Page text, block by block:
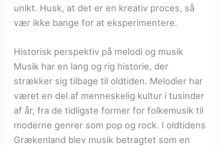
unikt. Husk, at det er en kreativ proces, så
vær ikke bange for at eksperimentere.
Historisk perspektiv på melodi og musik
Musik har en lang og rig historie, der
strækker sig tilbage til oldtiden. Melodier har
været en del af menneskelig kultur i tusinder
af år, fra de tidligste former for folkemusik til
moderne genrer som pop og rock. I oldtidens
Grækenland blev musik betragtet som en